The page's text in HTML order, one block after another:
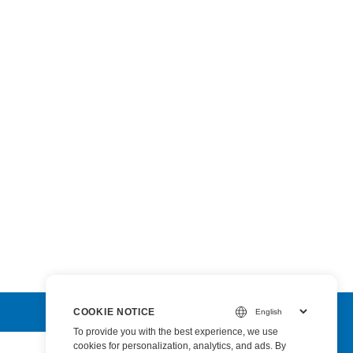
COOKIE NOTICE
To provide you with the best experience, we use
cookies for personalization, analytics, and ads. By